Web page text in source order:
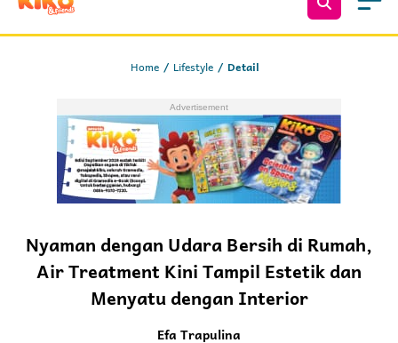
Home Lifestyle Detail
Nyaman dengan Udara Bersih di Rumah,
Air Treatment Kini Tampil Estetik dan
Menyatu dengan Interior
Efa Trapulina